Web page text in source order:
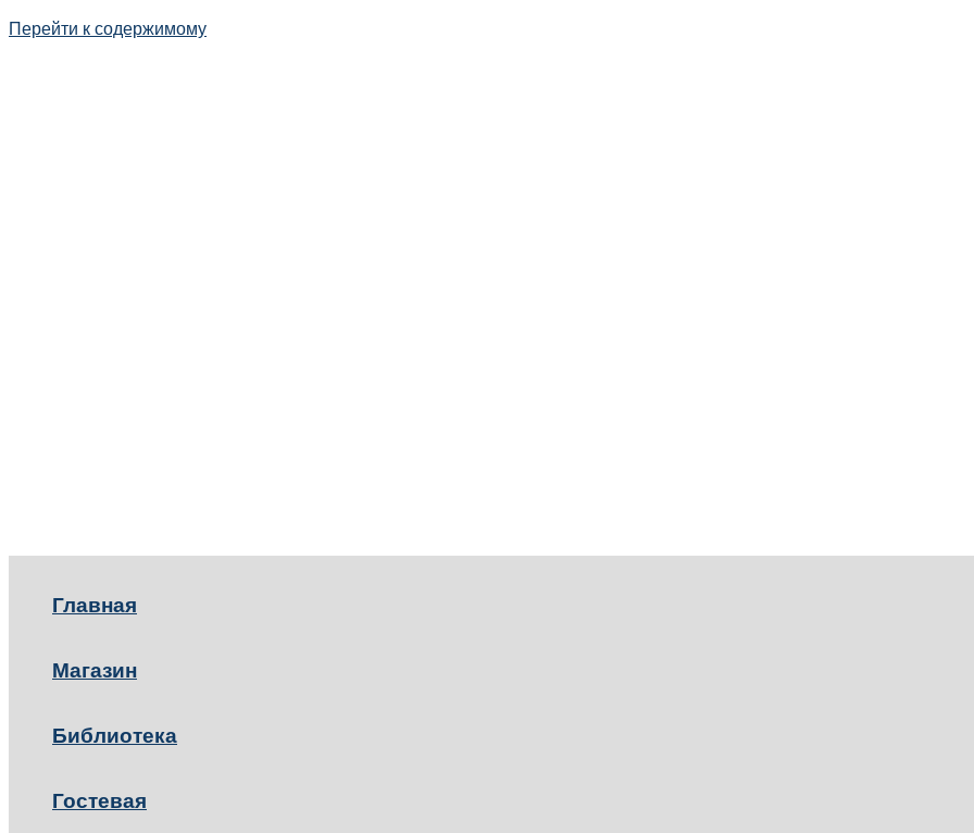
Перейти к содержимому
Главная
Магазин
Библиотека
Гостевая